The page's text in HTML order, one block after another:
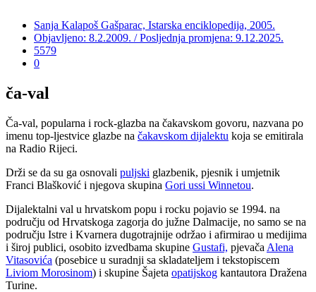
Sanja Kalapoš Gašparac, Istarska enciklopedija, 2005.
Objavljeno: 8.2.2009. / Posljednja promjena: 9.12.2025.
5579
0
ča-val
Ča-val, popularna i rock-glazba na čakavskom govoru, nazvana po
imenu top-ljestvice glazbe na čakavskom dijalektu koja se emitirala
na Radio Rijeci.
Drži se da su ga osnovali puljski glazbenik, pjesnik i umjetnik
Franci Blašković i njegova skupina Gori ussi Winnetou.
Dijalektalni val u hrvatskom popu i rocku pojavio se 1994. na
području od Hrvatskoga zagorja do južne Dalmacije, no samo se na
području Istre i Kvarnera dugotrajnije održao i afirmirao u medijima
i široj publici, osobito izvedbama skupine Gustafi, pjevača Alena
Vitasovića (posebice u suradnji sa skladateljem i tekstopiscem
Liviom Morosinom) i skupine Šajeta opatijskog kantautora Dražena
Turine.